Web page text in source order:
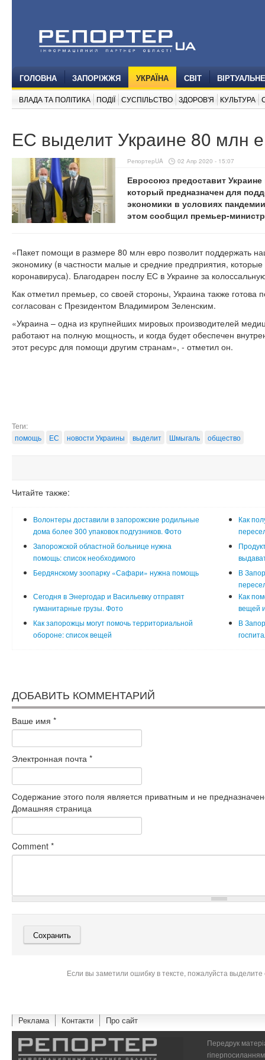
ГОЛОВНА ЗАПОРІЖЖЯ УКРАЇНА СВІТ
ВЛАДА ТА ПОЛІТИКА ПОДІЇ СУСПІЛЬСТВО ЗДОРОВ'Я КУЛЬТУРА
ЕС выделит Украине 80 млн
РепортерUA 02 Апр 2020 - 15:07
Евросоюз предоставит
который предназначен для
экономики в условиях
этом сообщил премьер-
«Пакет помощи в размере 80 млн евро позволит поддержать
экономику (в частности малые и средние предприятия,
коронавируса). Благодарен послу ЕС в Украине за
Как отметил премьер, со своей стороны, Украина также готова
согласован с Президентом Владимиром Зеленским.
«Украина – одна из крупнейших мировых производителей
работают на полную мощность, и когда будет обеспечен
этот ресурс для помощи другим странам», - отметил он.
Теги:
помощь
ЕС новости Украины выделит Шмыгаль общество
Читайте также:
Волонтеры доставили в запорожские родильные
дома более 300 упаковок подгузников. Фото
Как
Запорожской областной больнице нужна
помощь: список необходимого
Бердянскому зоопарку «Сафари» нужна помощь
В
Сегодня в Энергодар и Васильевку отправят
гуманитарные грузы. Фото
Как
вещей
Как запорожцы могут помочь территориальной
обороне: список вещей
В
ДОБАВИТЬ КОММЕНТАРИЙ
Ваше имя *
Электронная почта *
Содержание этого поля является приватным и не
Домашняя страница
Comment *
Если вы заметили ошибку в тексте, пожалуйста
Реклама Контакти Про сайт
Передрук